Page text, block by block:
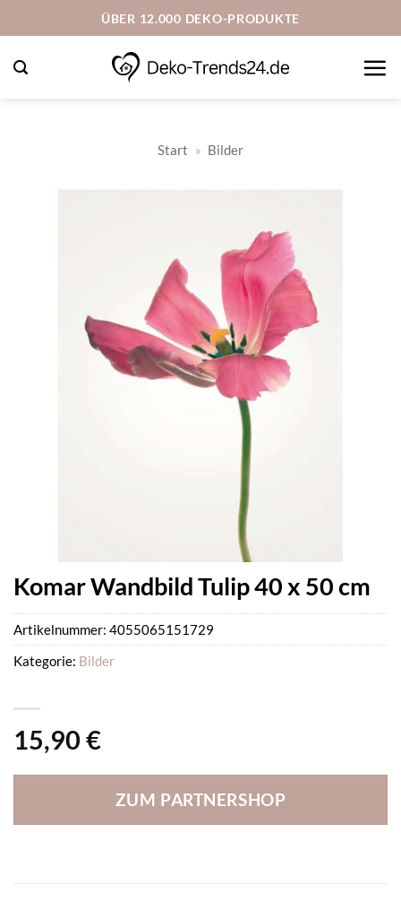
Inhalt
springen
ÜBER 12.000 DEKO-PRODUKTE
Start » Bilder
Komar Wandbild Tulip 40 x 50 cm
15,90 €
ZUM PARTNERSHOP
Artikelnummer: 4055065151729
Kategorie: Bilder